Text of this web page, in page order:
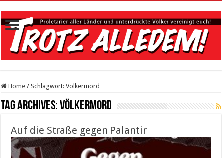
Home / Schlagwort:Völkermord
Tag Archives:Völkermord
Auf die Straße gegen Palantir